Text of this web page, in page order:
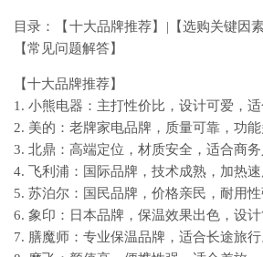
目录：【十大品牌推荐】|【选购关键因
【常见问题解答】
【十大品牌推荐】
1. 小熊电器：主打性价比，设计可爱，适
2. 美的：老牌家电品牌，质量可靠，功能
3. 北鼎：高端定位，材质安全，适合商务
4. 飞利浦：国际品牌，技术成熟，加热速
5. 苏泊尔：国民品牌，价格亲民，耐用性
6. 象印：日本品牌，保温效果出色，设计
7. 膳魔师：专业保温品牌，适合长途旅行